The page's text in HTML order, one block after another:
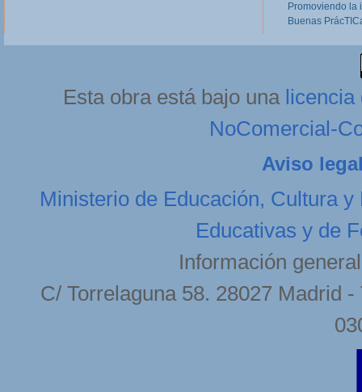
Promoviendo la
Buenas
Esta obra está bajo una licencia
NoComercial-
Aviso
Ministerio de Educación, Cultura y
Educativas y de
Información
C/ Torrelaguna 58. 28027 Madrid